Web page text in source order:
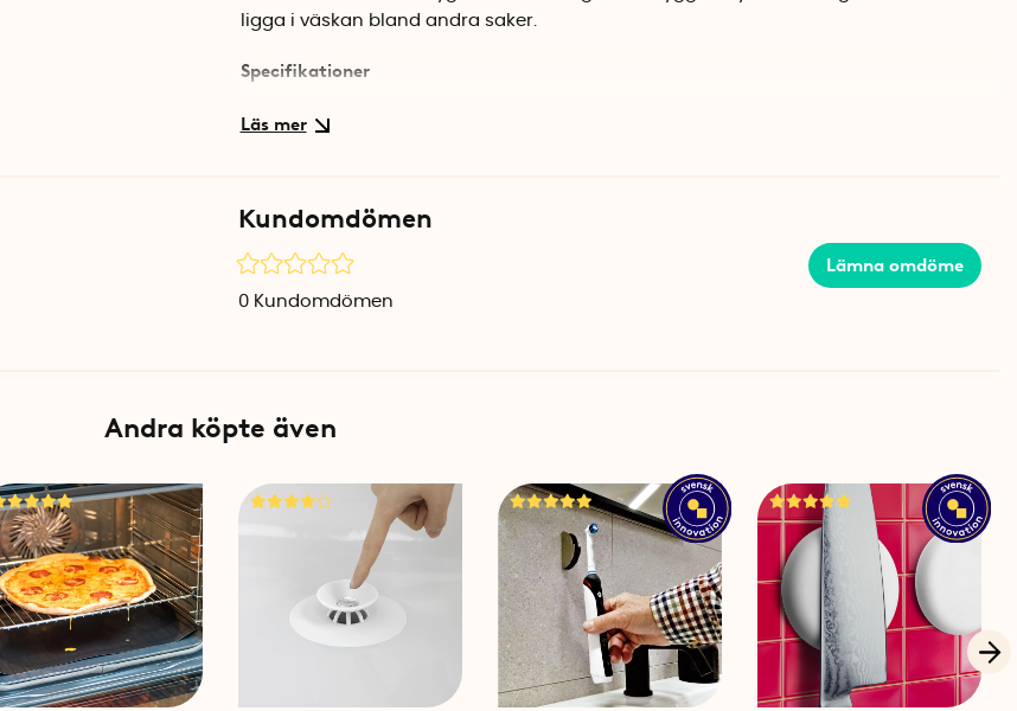
ligga i väskan bland andra saker.
Specifikationer
Kundomdömen
Lämna omdöme
0 Kundomdömen
Andra köpte även